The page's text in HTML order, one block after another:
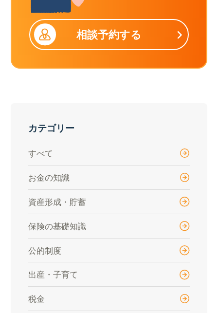
相談予約する
カテゴリー
すべて
お金の知識
資産形成・貯蓄
保険の基礎知識
公的制度
出産・子育て
税金